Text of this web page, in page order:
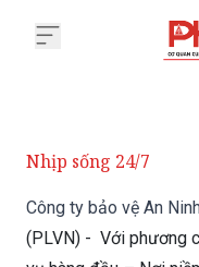
Nhịp sống 24/7